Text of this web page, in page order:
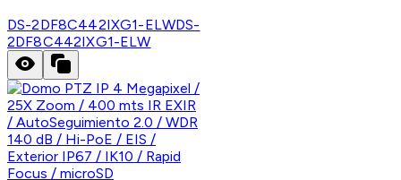
DS-2DF8C442IXG1-ELWDS-
2DF8C442IXG1-ELW